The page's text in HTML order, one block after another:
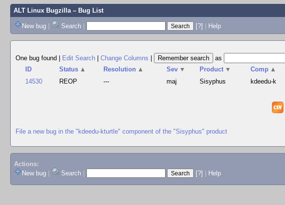
ALT Linux Bugzilla– Bug List
New bug | Search | [?] | Help
One bug found
Edit Search Change Columns
as
ID
Status ▲ Resolution ▲ Sev ▼ Product ▼ Comp ▲
14530
REOP --- maj Sisyphus kdeedu-k
File a new bug in the "kdeedu-kturtle" component of the "Sisyphus" product
Actions:
New bug
Search [?] Help